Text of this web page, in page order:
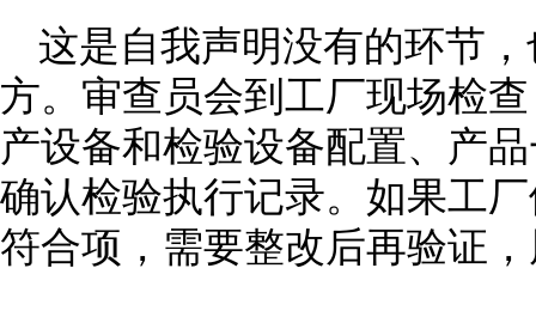
这是自我声明没有的环节
方。审查员会到工厂现场检
产设备和检验设备配置、产
确认检验执行记录。如果工
符合项，需要整改后再验证